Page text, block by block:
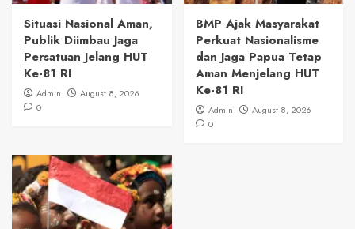
Situasi Nasional Aman,
Publik Diimbau Jaga
Persatuan Jelang HUT
Ke-81 RI
Admin
August 8, 2026
0
BMP Ajak Masyarakat
Perkuat Nasionalisme
dan Jaga Papua Tetap
Aman Menjelang HUT
Ke-81 RI
Admin
August 8, 2026
0